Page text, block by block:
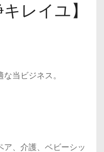
レイユ】
当ビジネス。
ア、介護、ベビーシッ